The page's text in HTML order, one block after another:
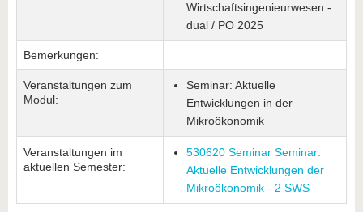
Wirtschaftsingenieurwesen -
dual / PO 2025
Bemerkungen:
Veranstaltungen zum
Modul:
Seminar: Aktuelle
Entwicklungen in der
Mikroökonomik
Veranstaltungen im
aktuellen Semester:
530620 Seminar Seminar:
Aktuelle Entwicklungen der
Mikroökonomik - 2 SWS